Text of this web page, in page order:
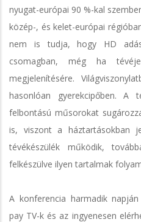
nyugat-európai 90 %-kal
közép-, és kelet-európai
nem is tudja, hogy HD
csomagban, még ha
megjelenítésére.
hasonlóan gyerekcipőben. A
felbontású műsorokat
is, viszont a háztartásokban
tévékészülék működik,
felkészülve ilyen tartalmak
A konferencia harmadik
pay TV-k és az ingyenesen